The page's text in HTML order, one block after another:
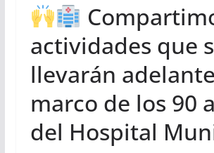
actividades que
llevarán
marco de los 90
del Hospital